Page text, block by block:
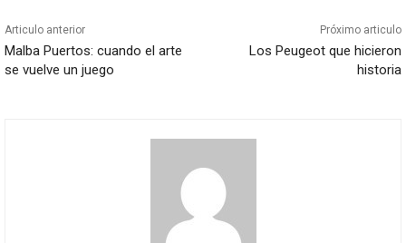
Articulo anterior
Malba Puertos: cuando el arte
se vuelve un juego
Próximo articulo
Los Peugeot que hicieron
historia